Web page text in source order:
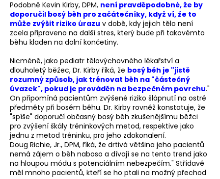
Podobně Kevin Kirby, DPM, není pravděpodobné, že by
doporučil bosý běh pro začátečníky, když ví, že to
může zvýšit riziko úrazu v době, kdy jejich tělo není
zcela připraveno na další stres, který bude při takovémto
běhu kladen na dolní končetiny.
Nicméně, jako pediatr tělovýchovného lékařství a
dlouholetý běžec, Dr. Kirby říká, že bosý běh je "jistě
rozumný způsob, jak trénovat běh na "částečný
úvazek", pokud je prováděn na bezpečném povrchu."
On připomíná pacientům zvýšené riziko šlápnutí na ostré
předměty při bosém běhu. Dr. Kirby rovněž konstatuje, že
"spíše" doporučí občasný bosý běh zkušenějšímu běžci
pro zvýšení škály tréninkových metod, respektive jako
jednu z metod tréninku, pro jeho zdokonalení.
Doug Richie, Jr., DPM, říká, že drtivá většina jeho pacientů
nemá zájem o běh naboso a dívají se na tento trend jako
na hloupou módu s potenciálním nebezpečím." Střídavě
měl mnoho pacientů, kteří se ho ptali na možný přechod